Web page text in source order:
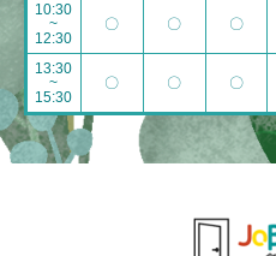
10:30
~
12:30
〇 〇 〇
13:30
~
15:30
〇 〇 〇